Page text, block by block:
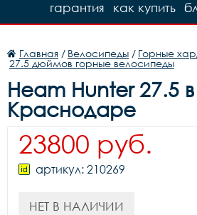
как купить
гарантия
Главная / Велосипеды / Горные
27.5 дюймов горные велосипеды
Heam Hunter 27.5 в
Краснодаре
23800 руб.
артикул: 210269
НЕТ В НАЛИЧИИ